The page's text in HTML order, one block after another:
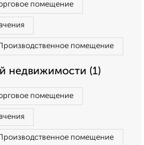
помещение
помещение
недвижимости (1)
помещение
помещение